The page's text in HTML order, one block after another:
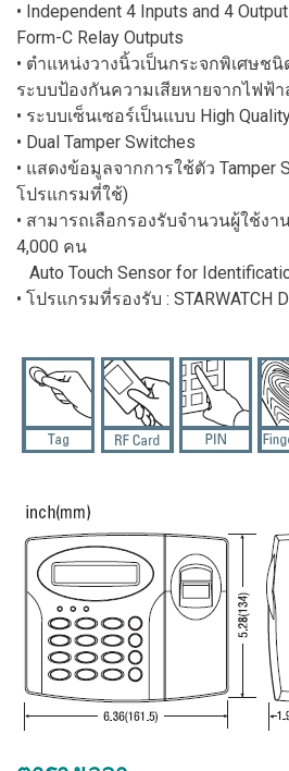
• Independent 4 Inputs and 4
Form-C Relay Outputs
• ตำแหน่งวางนิ้วเป็นกระจกพิเศษช
ระบบป้องกันความเสียหายจากไฟฟ้า
• ระบบเซ็นเซอร์เป็นแบบ High
• Dual Tamper Switches
• แสดงข้อมูลจากการใช้ตัว Tamper
โปรแกรมที่ใช้)
• สามารถเลือกรองรับจำนวนผู้ใช้งา
4,000 คน
Auto Touch Sensor for
• โปรแกรมที่รองรับ : STARWATCH